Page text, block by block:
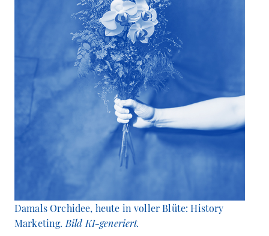
Damals Orchidee, heute in voller Blüte: History
Marketing. Bild KI-generiert.